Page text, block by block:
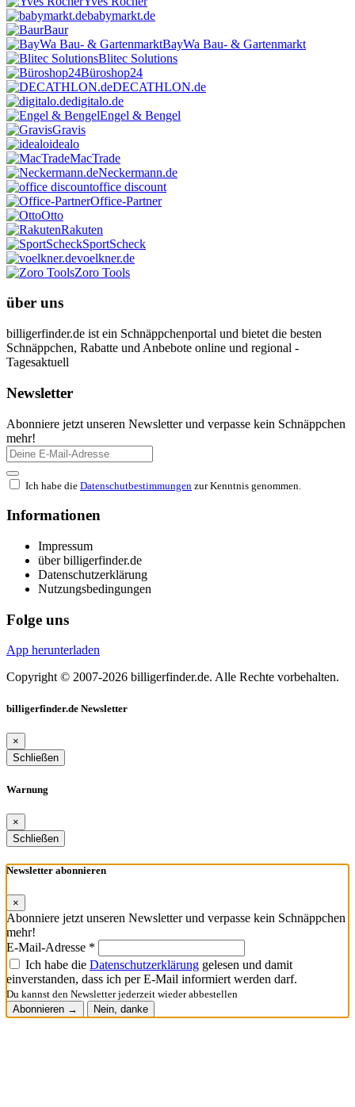
babymarkt.de
Baur
BayWa Bau- & Gartenmarkt
Blitec Solutions
Büroshop24
DECATHLON.de
digitalo.de
Engel & Bengel
Gravis
idealo
MacTrade
Neckermann.de
office discount
Office-Partner
Otto
Rakuten
SportScheck
voelkner.de
Zoro Tools
über uns
billigerfinder.de ist ein Schnäppchenportal und bietet die besten
Schnäppchen, Rabatte und Anbebote online und regional -
Tagesaktuell
Newsletter
Abonniere jetzt unseren Newsletter und verpasse kein Schnäppchen
mehr!
Ich habe die Datenschutbestimmungen zur Kenntnis genommen.
Informationen
Impressum
über billigerfinder.de
Datenschutzerklärung
Nutzungsbedingungen
Folge uns
App herunterladen
Copyright © 2007-2026 billigerfinder.de. Alle Rechte vorbehalten.
billigerfinder.de Newsletter
×
Schließen
Warnung
×
Schließen
Newsletter abonnieren
×
Abonniere jetzt unseren Newsletter und verpasse kein Schnäppchen
mehr!
E-Mail-Adresse *
Ich habe die Datenschutzerklärung gelesen und damit
einverstanden, dass ich per E-Mail informiert werden darf.
Du kannst den Newsletter jederzeit wieder abbestellen
Abonnieren →
Nein, danke